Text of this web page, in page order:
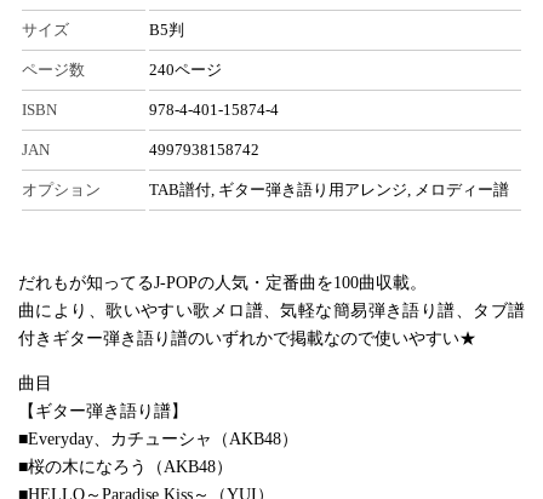
サイズ B5判
ページ数 240ページ
ISBN 978-4-401-15874-4
JAN 4997938158742
オプション TAB譜付, ギター弾き語り用アレンジ, メロディー譜
だれもが知ってるJ-POPの人気・定番曲を100曲収載。
曲により、歌いやすい歌メロ譜、気軽な簡易弾き語り譜、タブ譜
付きギター弾き語り譜のいずれかで掲載なので使いやすい★
曲目
【ギター弾き語り譜】
■Everyday、カチューシャ（AKB48）
■桜の木になろう（AKB48）
■HELLO～Paradise Kiss～（YUI）